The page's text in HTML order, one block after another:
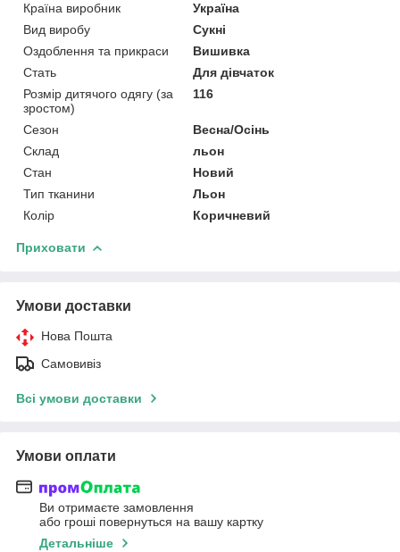
Країна виробник
Україна
Вид виробу
Сукні
Оздоблення та прикраси
Вишивка
Стать
Для дівчаток
Розмір дитячого одягу (за
зростом)
116
Сезон
Весна/Осінь
Склад
льон
Стан
Новий
Тип тканини
Льон
Колір
Коричневий
Приховати
Умови доставки
Нова Пошта
Самовивіз
Всі умови доставки
Умови оплати
Ви отримаєте замовлення
або гроші повернуться на вашу картку
Детальніше